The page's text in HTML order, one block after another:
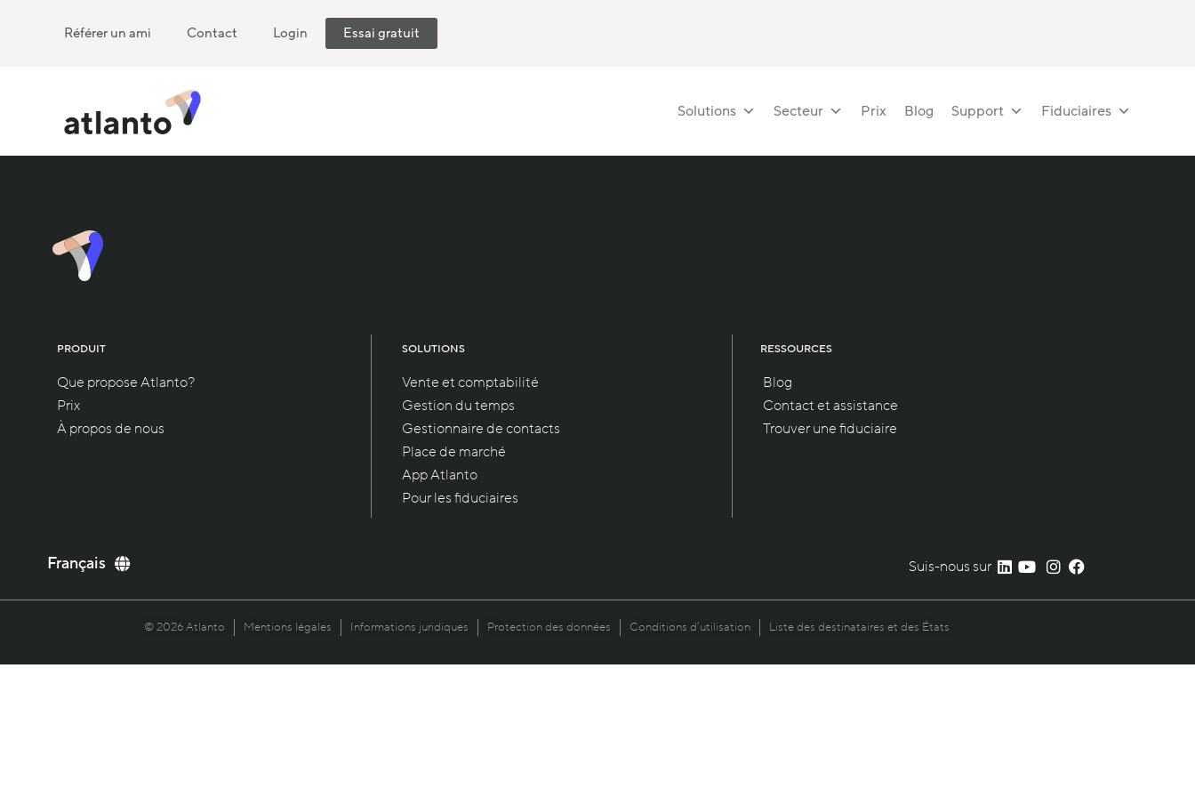
Référer un ami Contact Login Essai gratuit
Solutions Secteur Prix Blog Support Fiduciaires
PRODUIT
Que propose Atlanto?
Prix
À propos de nous
SOLUTIONS
Vente et comptabilité
Gestion du temps
Gestionnaire de contacts
Place de marché
App Atlanto
Pour les fiduciaires
RESSOURCES
Blog
Contact et assistance
Trouver une fiduciaire
Français
English
Suis-nous sur
© 2026 Atlanto Mentions légales Informations juridiques Protection des données Conditions d’utilisation Liste des destinataires et des États